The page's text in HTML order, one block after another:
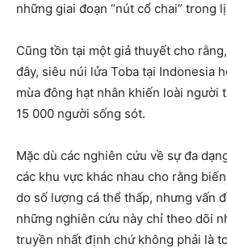
những giai đoạn “nút cổ chai” trong
Cũng tồn tại một giả thuyết cho
đây, siêu núi lửa Toba tại Indonesia
mùa đông hạt nhân khiến loài người
15 000 người sống sót.
Mặc dù các nghiên cứu về sự đa
các khu vực khác nhau cho rằng
do số lượng cá thể thấp, nhưng vấn
những nghiên cứu này chỉ theo dõi
truyền nhất định chứ không phải là